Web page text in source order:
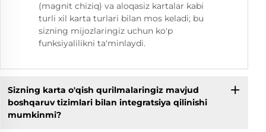
(magnit chiziq) va aloqasiz kartalar kabi
turli xil karta turlari bilan mos keladi; bu
sizning mijozlaringiz uchun ko'p
funksiyalilikni ta'minlaydi.
Sizning karta o'qish qurilmalaringiz mavjud
boshqaruv tizimlari bilan integratsiya qilinishi
mumkinmi?